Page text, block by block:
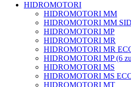
HIDROMOTORI
HIDROMOTORI MM
HIDROMOTORI MM
HIDROMOTORI MP
HIDROMOTORI MR
HIDROMOTORI MR
HIDROMOTORI MP (6
HIDROMOTORI MS
HIDROMOTORI MS
HIDROMOTORI MT